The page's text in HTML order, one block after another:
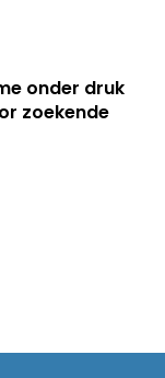
onder druk
zoekende